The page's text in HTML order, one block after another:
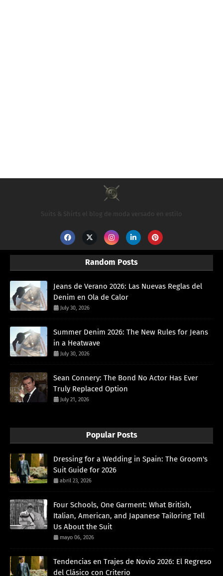
Suits & Shirts el blog de moda versado en estilo
Random Posts
Jeans de Verano 2026: Las Nuevas Reglas del
Denim en Ola de Calor
July 30, 2026
Summer Denim 2026: The New Rules for Jeans
in a Heatwave
July 30, 2026
Sean Connery: The Bond No Actor Has Ever
Truly Replaced Option
July 21, 2026
Popular Posts
Dressing for a Wedding in Spain: The Groom's
Suit Guide for 2026
abril 23, 2026
Four Schools, One Garment: What British,
Italian, American, and Japanese Tailoring Tell
Us About the Suit
mayo 06, 2026
Tendencias en Trajes de Novio 2026: El Regreso
del Clásico con Criterio